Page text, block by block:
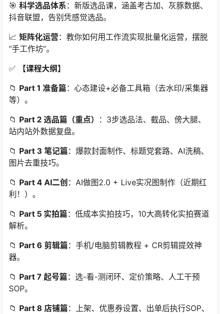
🎯 科学选品体系 ：新版选品课，涵盖考古加、灰豚数据、
抖音联盟，告别凭感觉选品。
📈 矩阵化运营：教你如何用工作流实现批量化运营，摆脱
“手工作坊”。
✅
【课程大纲】
📁 Part 1 准备篇：心态建设+必备工具箱（去水印/采集器
等）。
📁 Part 2 选品篇（重点）
：3步选品法、截品、傍大腿、
站内站外数据复盘。
📁 Part 3 笔记篇：爆款封面制作、标题党套路、AI洗稿、
图片去重技巧。
📁 Part 4 AI二创 ：AI做图2.0 + Live实况图制作（近期红
利！）。
📁 Part 5 实拍篇：低成本实拍技巧，10大高转化实拍赛道
解析。
📁 Part 6 剪辑篇：手机/电脑剪辑教程 + CR剪辑提效神
器。
📁 Part 7 起号篇：选-看-测闭环、定价策略、人工干预
SOP。
📁 Part 8 店铺篇：上架、优惠券设置、出单后执行SOP、